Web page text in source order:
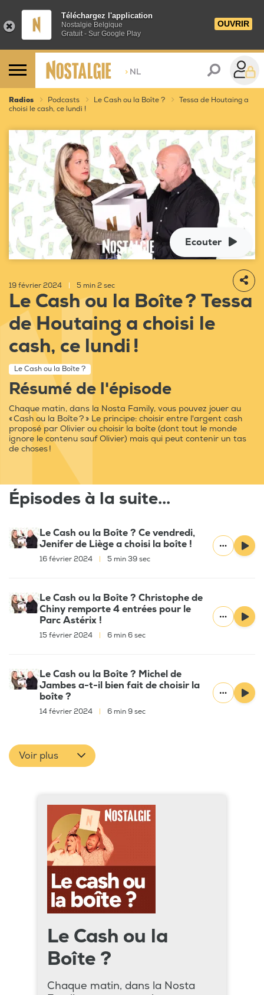
Téléchargez l'application
Nostalgie Belgique
Gratuit - Sur Google Play
OUVRIR
> NL
Radios Podcasts Le Cash ou la Boîte ?
Tessa de Houtaing a
choisi le cash, ce lundi !
Ecouter
19 février 2024 5 min 2 sec
Le Cash ou la Boîte ? Tessa
de Houtaing a choisi le
cash, ce lundi !
Le Cash ou la Boîte ?
Résumé de l'épisode
Chaque matin, dans la Nosta Family, vous pouvez jouer au
« Cash ou la Boîte ? » Le principe: choisir entre l'argent cash
proposé par Olivier ou choisir la boîte (dont tout le monde
ignore le contenu sauf Olivier) mais qui peut contenir un tas
de choses !
Épisodes à la suite...
Le Cash ou la Boîte ? Ce vendredi,
Jenifer de Liège a choisi la boîte !
16 février 2024 5 min 39 sec
Le Cash ou la Boîte ? Christophe de
Chiny remporte 4 entrées pour le
Parc Astérix !
15 février 2024 6 min 6 sec
Le Cash ou la Boîte ? Michel de
Jambes a-t-il bien fait de choisir la
boîte ?
14 février 2024 6 min 9 sec
Voir plus
Le Cash ou la
Boîte ?
Chaque matin, dans la Nosta